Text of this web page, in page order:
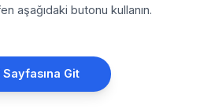
aşağıdaki butonu kullanın.
Git